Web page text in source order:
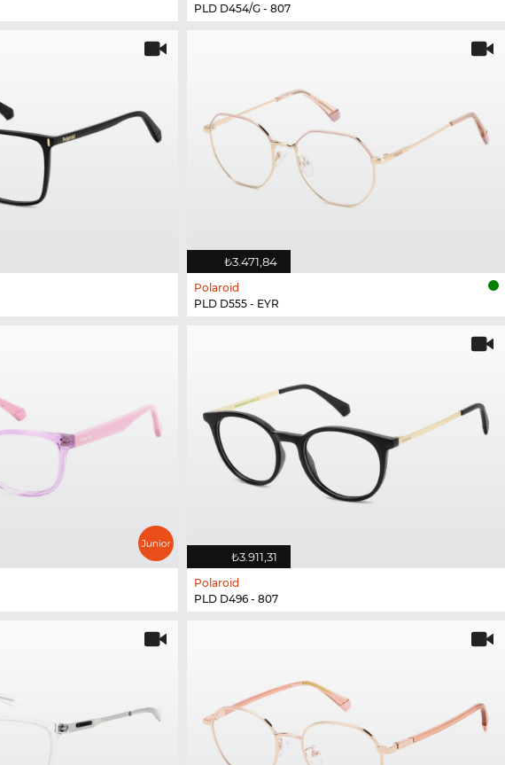
PLD D454/G - 807
₺3.471,84
Polaroid
PLD D555 - EYR
₺3.911,31
Polaroid
PLD D496 - 807